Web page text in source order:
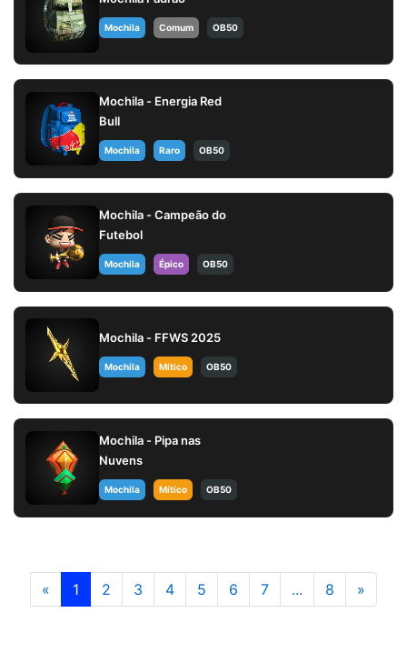
Mochila Comum OB50
Mochila - Energia Red
Bull
Mochila Raro OB50
Mochila - Campeão do
Futebol
Mochila Épico OB50
Mochila - FFWS 2025
Mochila Mítico OB50
Mochila - Pipa nas
Nuvens
Mochila Mítico OB50
« 1 2 3 4 5 6 7 ... 8 »